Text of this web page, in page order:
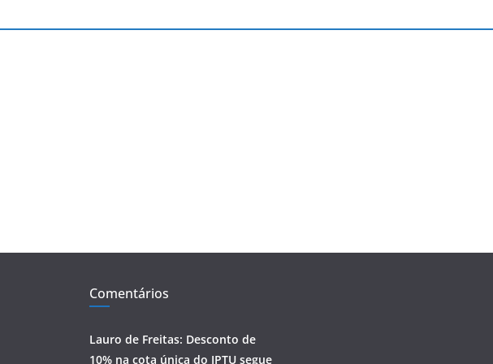
Comentários
Lauro de Freitas: Desconto de
10% na cota única do IPTU segue